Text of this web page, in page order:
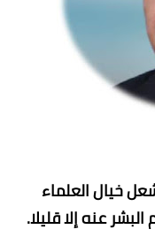
خيال العلماء
عنه إلا قليلا.